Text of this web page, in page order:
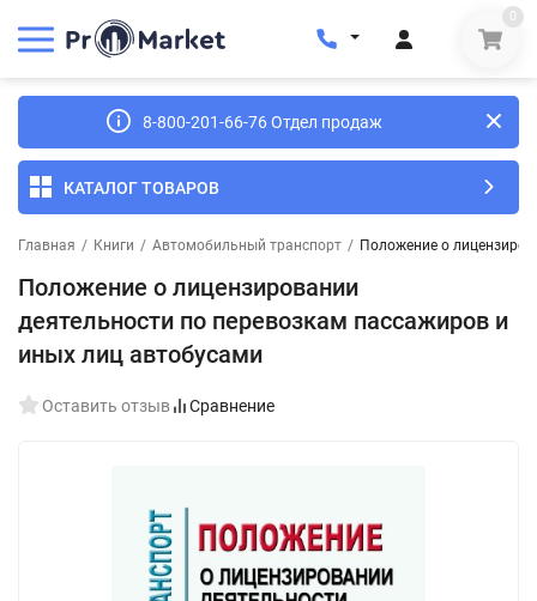
0
8-800-201-66-76 Отдел продаж
КАТАЛОГ ТОВАРОВ
Главная / Книги / Автомобильный транспорт / Положение о
Положение о лицензировании
деятельности по перевозкам пассажиров и
иных лиц автобусами
Оставить отзыв Сравнение